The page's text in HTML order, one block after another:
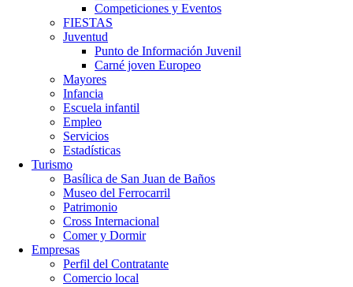
Competiciones y Eventos
FIESTAS
Juventud
Punto de Información Juvenil
Carné joven Europeo
Mayores
Infancia
Escuela infantil
Empleo
Servicios
Estadísticas
Turismo
Basílica de San Juan de Baños
Museo del Ferrocarril
Patrimonio
Cross Internacional
Comer y Dormir
Empresas
Perfil del Contratante
Comercio local